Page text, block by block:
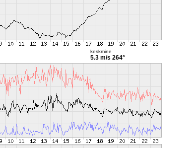
keskmine
5.3 m/s 264°